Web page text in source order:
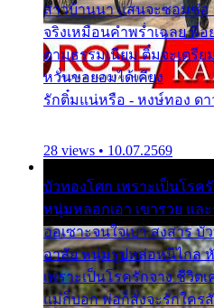
สาวบ้านนา แสนจะซอมซ่
จริงเหมือนคำพร่ำเฉลย พี่
ตามธรรมเนียม ติ๋มจะเตรี
หวั่นขอยอมได้เคียง
รักติ๋มแน่หรือ - หงษ์ทอง ดา
28 views • 10.07.2569
บัวทองโศก เพราะเป็นโร
หนุ่มหลอกเอา เขารวย แล
ออเซาะจนใจเบา สงสาร บั
อาลัย หนุ่มรูปหล่อหนีไกล
เพราะเป็นโรครักจาง ชีวิต
แม่ก็บอก พ่อก็สั่งจะรักใคร